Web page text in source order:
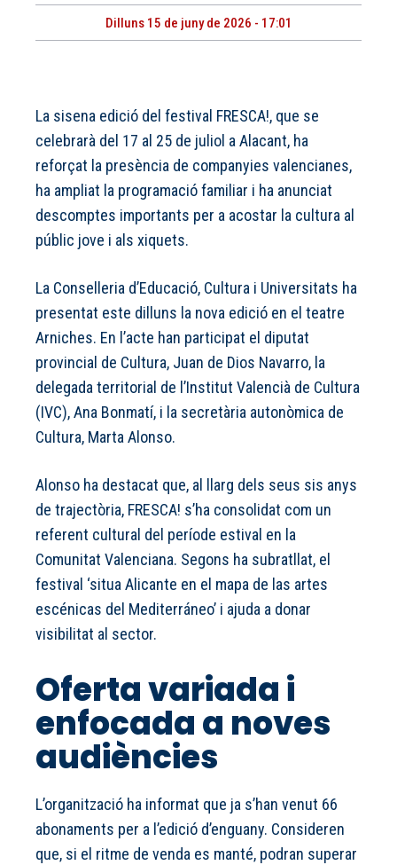
Dilluns 15 de juny de 2026 - 17:01
La sisena edició del festival FRESCA!, que se
celebrarà del 17 al 25 de juliol a Alacant, ha
reforçat la presència de companyies valencianes,
ha ampliat la programació familiar i ha anunciat
descomptes importants per a acostar la cultura al
públic jove i als xiquets.
La Conselleria d’Educació, Cultura i Universitats ha
presentat este dilluns la nova edició en el teatre
Arniches. En l’acte han participat el diputat
provincial de Cultura, Juan de Dios Navarro, la
delegada territorial de l’Institut Valencià de Cultura
(IVC), Ana Bonmatí, i la secretària autonòmica de
Cultura, Marta Alonso.
Alonso ha destacat que, al llarg dels seus sis anys
de trajectòria, FRESCA! s’ha consolidat com un
referent cultural del període estival en la
Comunitat Valenciana. Segons ha subratllat, el
festival ‘situa Alicante en el mapa de las artes
escénicas del Mediterráneo’ i ajuda a donar
visibilitat al sector.
Oferta variada i
enfocada a noves
audiències
L’organització ha informat que ja s’han venut 66
abonaments per a l’edició d’enguany. Consideren
que, si el ritme de venda es manté, podran superar